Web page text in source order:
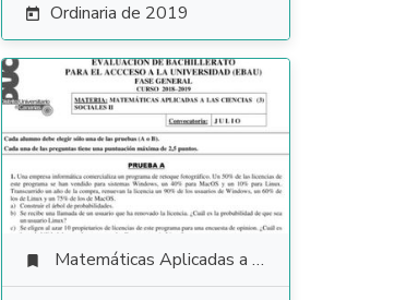
 Ordinaria de 2019
 Matemáticas Aplicadas a las Ciencias Sociales